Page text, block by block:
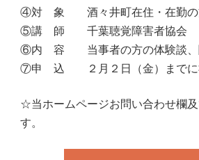
④対 象 酒々井町在住・在勤の
⑤講 師 千葉聴覚障害者協会
⑥内 容 当事者の方の体験談、
⑦申 込 ２月２日（金）までに
☆当ホームページお問い合わせ欄
す。